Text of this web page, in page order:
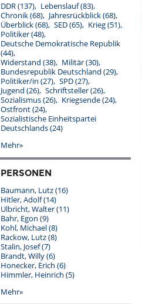
DDR(137) Lebenslauf(83)
Chronik(68) Jahresrückblick(68)
Überblick(68) SED(65) Krieg(51)
Politiker(48)
Deutsche Demokratische Republik
(44)
Widerstand (38) Militär(30)
Bundesrepublik Deutschland (29)
Politiker/in (27) SPD(27)
Jugend (26) Schriftsteller(26)
Sozialismus(26) Kriegsende(24)
Ostfront(24)
Sozialistische Einheitspartei
Deutschlands(24)
Mehr»
PERSONEN
Baumann, Lutz(16)
Hitler, Adolf(14)
Ulbricht, Walter(11)
Bahr, Egon (9)
Kohl, Michael(8)
Rackow, Lutz(8)
Stalin, Josef(7)
Brandt, Willy(6)
Honecker, Erich (6)
Himmler, Heinrich (5)
Mehr»